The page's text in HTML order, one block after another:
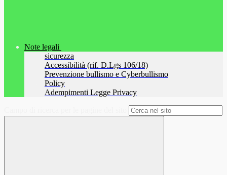
Note legali
sicurezza
Accessibilità (rif. D.Lgs 106/18)
Prevenzione bullismo e Cyberbullismo
Policy
Adempimenti Legge Privacy